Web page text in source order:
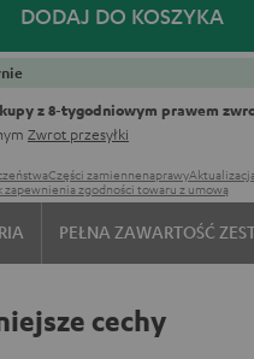
DODAJ DO KOSZYKA
z 8‑tygodniowym prawem
Zwrot przesyłki
Części zamiennenaprawy
zapewnienia zgodności towaru z umową
PEŁNA ZAWARTOŚĆ
cechy